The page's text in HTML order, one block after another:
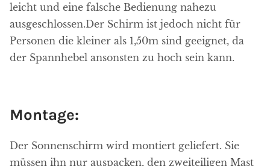
leicht und eine falsche Bedienung nahezu
ausgeschlossen.Der Schirm ist jedoch nicht für
Personen die kleiner als 1,50m sind geeignet, da
der Spannhebel ansonsten zu hoch sein kann.
Montage:
Der Sonnenschirm wird montiert geliefert. Sie
müssen ihn nur auspacken, den zweiteiligen Mast